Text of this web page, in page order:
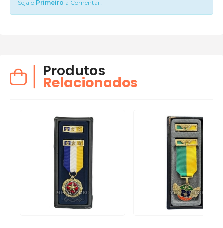
Seja o Primeiro a Comentar!
Produtos
Relacionados